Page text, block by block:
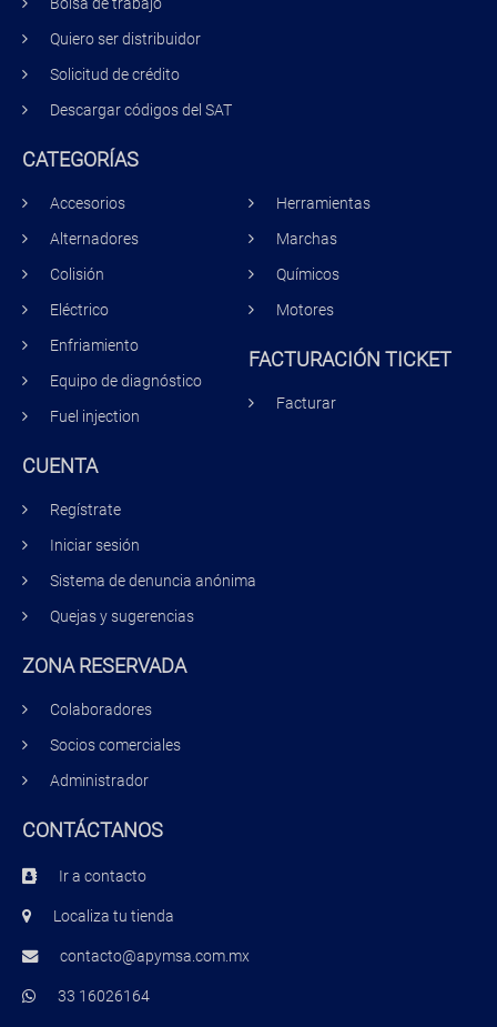
Bolsa de trabajo
Quiero ser distribuidor
Solicitud de crédito
Descargar códigos del SAT
CATEGORÍAS
Accesorios
Alternadores
Colisión
Eléctrico
Enfriamiento
Equipo de diagnóstico
Fuel injection
Herramientas
Marchas
Químicos
Motores
FACTURACIÓN TICKET
Facturar
CUENTA
Regístrate
Iniciar sesión
Sistema de denuncia anónima
Quejas y sugerencias
ZONA RESERVADA
Colaboradores
Socios comerciales
Administrador
CONTÁCTANOS
Ir a contacto
Localiza tu tienda
contacto@apymsa.com.mx
33 16026164